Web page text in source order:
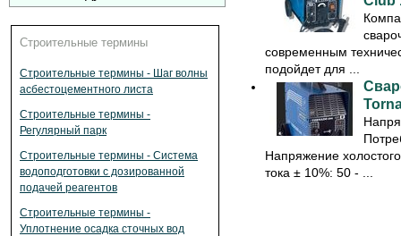
Строительные термины
Строительные термины - Шаг волны
асбестоцементного листа
Строительные термины -
Регулярный парк
Строительные термины - Система
водоподготовки с дозированной
подачей реагентов
Строительные термины -
Уплотнение осадка сточных вод
современным
подойдет для ...
Напряжение
тока ± 10%: 50 - ...